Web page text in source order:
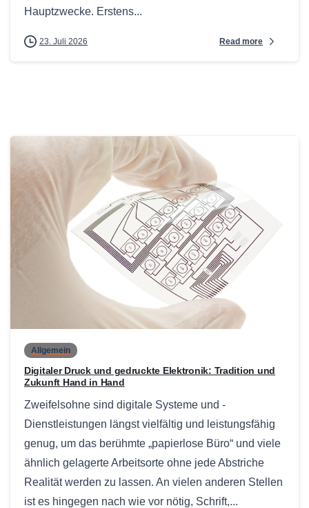
Hauptzwecke. Erstens...
23. Juli 2026 Read more
Allgemein
Digitaler Druck und gedruckte Elektronik: Tradition und
Zukunft Hand in Hand
Zweifelsohne sind digitale Systeme und -
Dienstleistungen längst vielfältig und leistungsfähig
genug, um das berühmte „papierlose Büro“ und viele
ähnlich gelagerte Arbeitsorte ohne jede Abstriche
Realität werden zu lassen. An vielen anderen Stellen
ist es hingegen nach wie vor nötig, Schrift,...